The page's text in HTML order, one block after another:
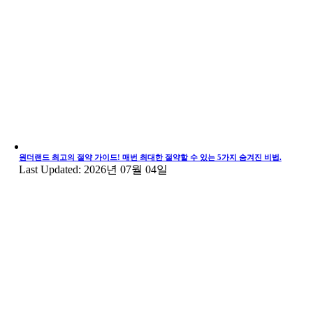
원더랜드 최고의 절약 가이드! 매번 최대한 절약할 수 있는 5가지 숨겨진 비법.
Last Updated: 2026년 07월 04일